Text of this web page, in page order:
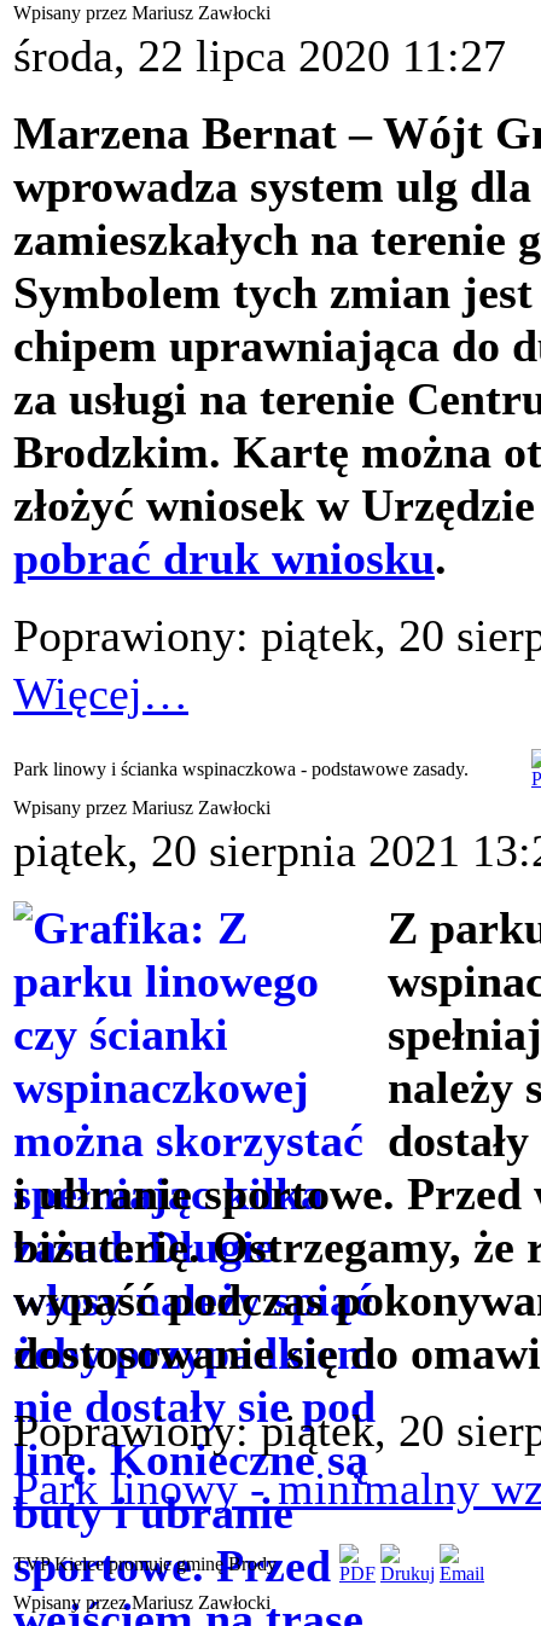
Wpisany przez Mariusz Zawłocki
środa, 22 lipca 2020 11:27
Marzena Bernat – Wójt
wprowadza system ulg dla
zamieszkałych na terenie
Symbolem tych zmian
chipem uprawniająca do
za usługi na terenie
Brodzkim. Kartę można
złożyć wniosek w
pobrać druk wniosku.
Poprawiony: piątek, 20
Więcej…
Park linowy i ścianka wspinaczkowa - podstawowe zasady.
Wpisany przez Mariusz Zawłocki
piątek, 20 sierpnia 2021
Z
należy
i ubranie sportowe. Przed
biżuterię. Ostrzegamy, że
wypaść podczas
dostosowanie się do
Poprawiony: piątek, 20
Park linowy - minimalny
TVP Kielce promuje gminę Brody
Wpisany przez Mariusz Zawłocki